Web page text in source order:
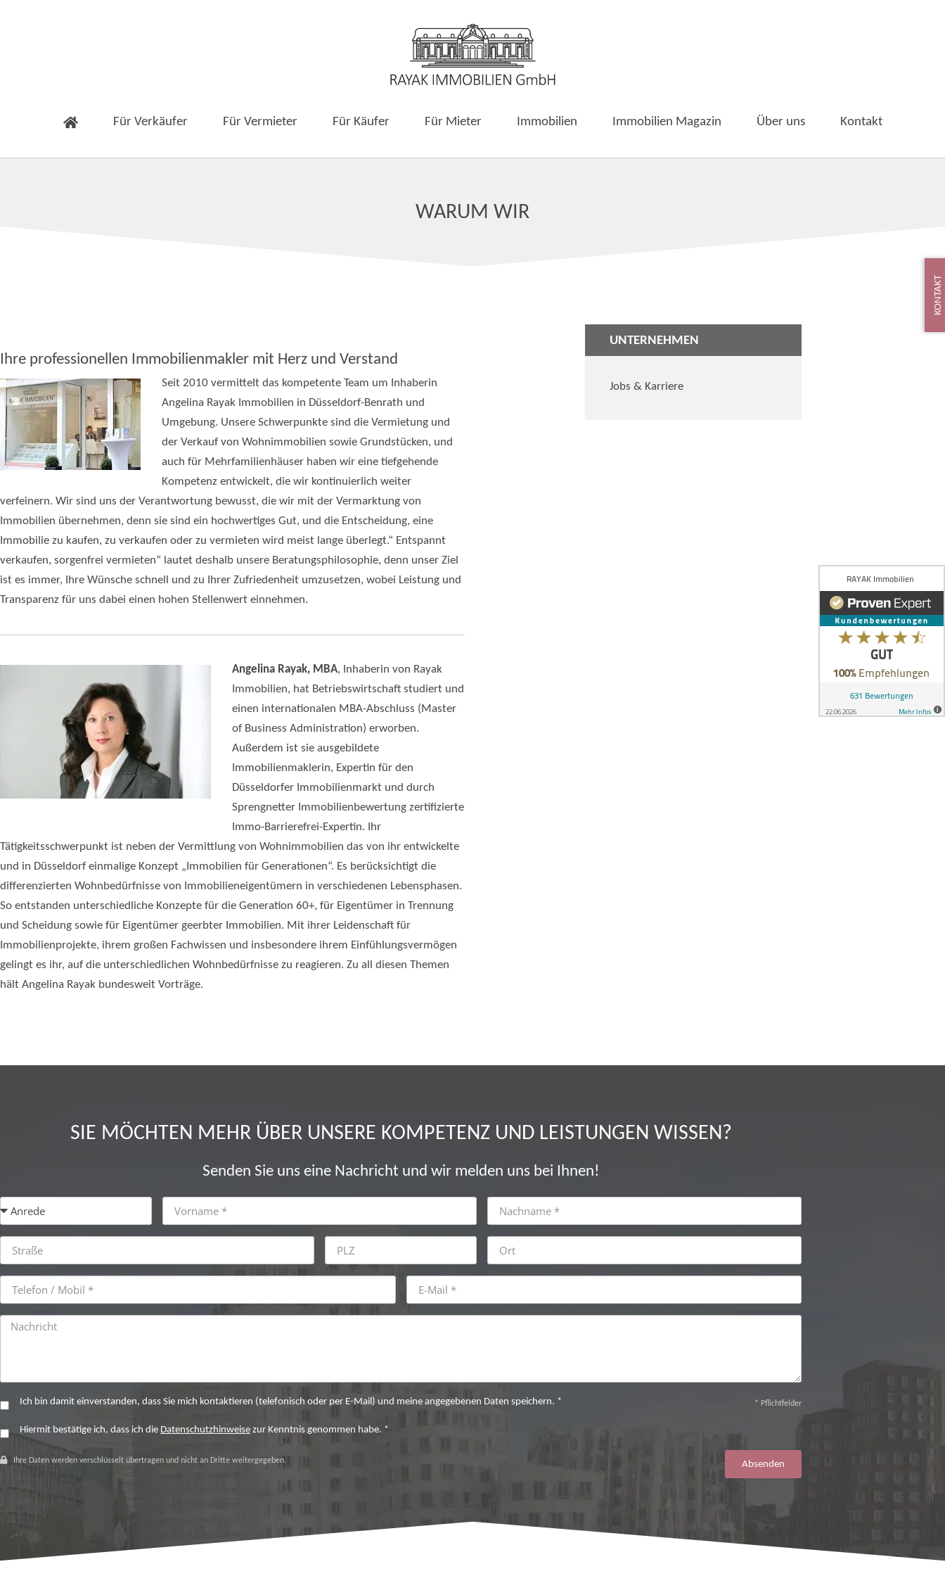
KONTAKT
Für Verkäufer Für Vermieter Für Käufer Für Mieter Immobilien Immobilien Magazin Über uns Kontakt
WARUM WIR
Ihre professionellen Immobilienmakler mit Herz und Verstand
Seit 2010 vermittelt das kompetente Team um Inhaberin
Angelina Rayak Immobilien in Düsseldorf-Benrath und
Umgebung. Unsere Schwerpunkte sind die Vermietung und
der Verkauf von Wohnimmobilien sowie Grundstücken, und
auch für Mehrfamilienhäuser haben wir eine tiefgehende
Kompetenz entwickelt, die wir kontinuierlich weiter
verfeinern. Wir sind uns der Verantwortung bewusst, die wir mit der Vermarktung von
Immobilien übernehmen, denn sie sind ein hochwertiges Gut, und die Entscheidung, eine
Immobilie zu kaufen, zu verkaufen oder zu vermieten wird meist lange überlegt.“ Entspannt
verkaufen, sorgenfrei vermieten“ lautet deshalb unsere Beratungsphilosophie, denn unser Ziel
ist es immer, Ihre Wünsche schnell und zu Ihrer Zufriedenheit umzusetzen, wobei Leistung und
Transparenz für uns dabei einen hohen Stellenwert einnehmen.
Angelina Rayak, MBA, Inhaberin von Rayak
Immobilien, hat Betriebswirtschaft studiert und
einen internationalen MBA-Abschluss (Master
of Business Administration) erworben.
Außerdem ist sie ausgebildete
Immobilienmaklerin, Expertin für den
Düsseldorfer Immobilienmarkt und durch
Sprengnetter Immobilienbewertung zertifizierte
Immo-Barrierefrei-Expertin. Ihr
Tätigkeitsschwerpunkt ist neben der Vermittlung von Wohnimmobilien das von ihr entwickelte
und in Düsseldorf einmalige Konzept „Immobilien für Generationen“. Es berücksichtigt die
differenzierten Wohnbedürfnisse von Immobilieneigentümern in verschiedenen Lebensphasen.
So entstanden unterschiedliche Konzepte für die Generation 60+, für Eigentümer in Trennung
und Scheidung sowie für Eigentümer geerbter Immobilien. Mit ihrer Leidenschaft für
Immobilienprojekte, ihrem großen Fachwissen und insbesondere ihrem Einfühlungsvermögen
gelingt es ihr, auf die unterschiedlichen Wohnbedürfnisse zu reagieren. Zu all diesen Themen
hält Angelina Rayak bundesweit Vorträge.
UNTERNEHMEN
Jobs & Karriere
SIE MÖCHTEN MEHR ÜBER UNSERE KOMPETENZ UND LEISTUNGEN WISSEN?
Senden Sie uns eine Nachricht und wir melden uns bei Ihnen!
Ich bin damit einverstanden, dass Sie mich kontaktieren (telefonisch oder per E-Mail) und meine angegebenen Daten speichern. * * Pflichtfelder
Hiermit bestätige ich, dass ich die Datenschutzhinweise zur Kenntnis genommen habe. *
Ihre Daten werden verschlüsselt übertragen und nicht an Dritte weitergegeben. Absenden